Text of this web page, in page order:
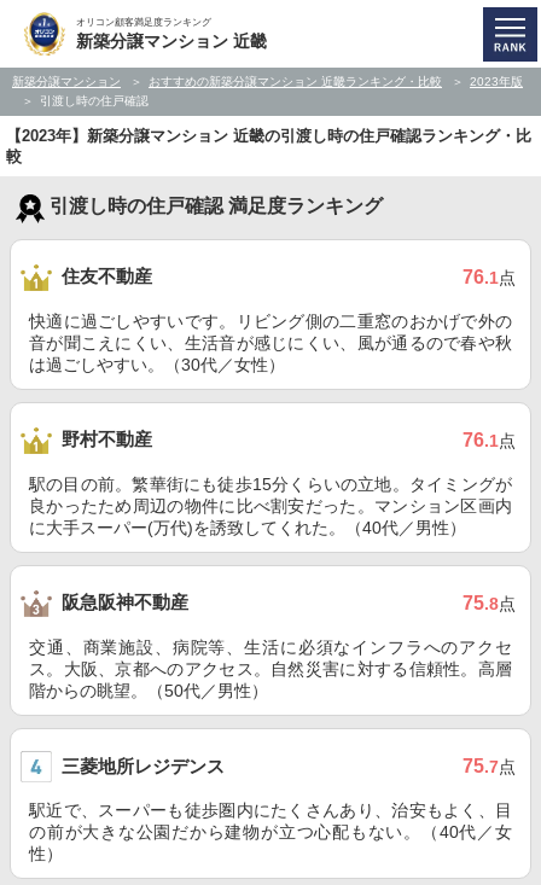
オリコン顧客満足度ランキング
新築分譲マンション 近畿
新築分譲マンション おすすめの新築分譲マンション 近畿ランキング・比較
2023年版
引渡し時の住戸確認
【2023年】新築分譲マンション 近畿の引渡し時の住戸確認ランキング・比
較
引渡し時の住戸確認 満足度ランキング
住友不動産 76.1点
快適に過ごしやすいです。リビング側の二重窓のおかげで外の
音が聞こえにくい、生活音が感じにくい、風が通るので春や秋
は過ごしやすい。（30代／女性）
野村不動産 76.1点
駅の目の前。繁華街にも徒歩15分くらいの立地。タイミングが
良かったため周辺の物件に比べ割安だった。マンション区画内
に大手スーパー(万代)を誘致してくれた。（40代／男性）
阪急阪神不動産 75.8点
交通、商業施設、病院等、生活に必須なインフラへのアクセ
ス。大阪、京都へのアクセス。自然災害に対する信頼性。高層
階からの眺望。（50代／男性）
三菱地所レジデンス 75.7点
駅近で、スーパーも徒歩圏内にたくさんあり、治安もよく、目
の前が大きな公園だから建物が立つ心配もない。（40代／女
性）